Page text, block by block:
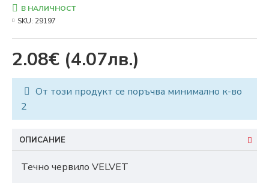
2.08€ (4.07лв.)
В НАЛИЧНОСТ
SKU: 29197
От този продукт се поръчва минимално к-во
2
ОПИСАНИЕ
Течно червило VELVET